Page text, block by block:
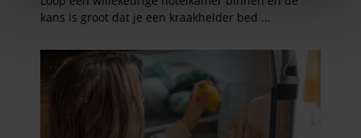
We gebruiken cookies om content en advertenties te
en om ons websiteverkeer te analyseren. Ook delen we
informatie over uw gebruik van onze site met onze
partners voor social media, adverteren en analyse. Deze
partners kunnen deze gegevens combineren met andere
informatie die u aan ze heeft verstrekt of die ze hebben